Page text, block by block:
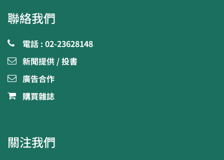
聯絡我們
電話 : 02-23628148
新聞提供 / 投書
廣告合作
購買雜誌
關注我們